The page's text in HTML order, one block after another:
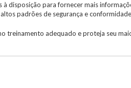
à disposição para fornecer mais
padrões de segurança e
treinamento adequado e proteja seu